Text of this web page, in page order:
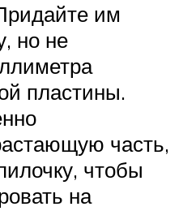
им
но не
пластины.
часть,
чтобы
на